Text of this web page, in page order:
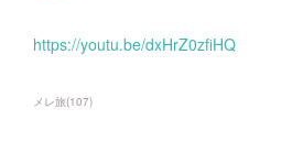
https://youtu.be/dxHrZ0zfiHQ
メレ旅(107)